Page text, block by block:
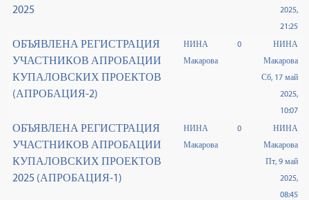
2025
2025,
21:25
ОБЪЯВЛЕНА РЕГИСТРАЦИЯ
УЧАСТНИКОВ АПРОБАЦИИ
КУПАЛОВСКИХ ПРОЕКТОВ
(АПРОБАЦИЯ-2)
НИНА
Макарова
0
НИНА
Макарова
Сб, 17 май
2025,
10:07
ОБЪЯВЛЕНА РЕГИСТРАЦИЯ
УЧАСТНИКОВ АПРОБАЦИИ
КУПАЛОВСКИХ ПРОЕКТОВ
2025 (АПРОБАЦИЯ-1)
НИНА
Макарова
0
НИНА
Макарова
Пт, 9 май
2025,
08:45